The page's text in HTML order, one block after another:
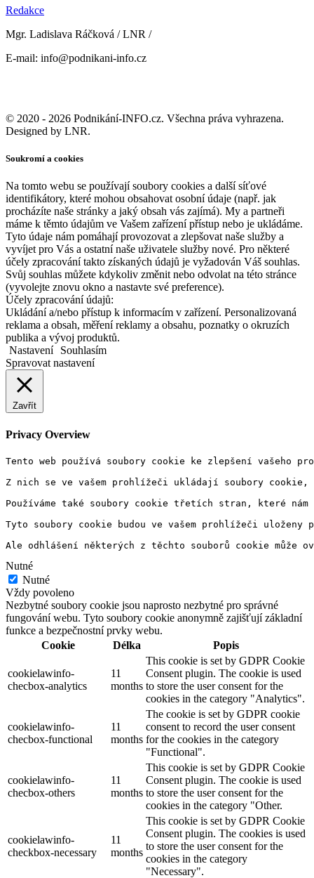
Redakce
Mgr. Ladislava Ráčková / LNR /
E-mail: info@podnikani-info.cz
© 2020 - 2026 Podnikání-INFO.cz. Všechna práva vyhrazena.
Designed by LNR.
Soukromí a cookies
Na tomto webu se používají soubory cookies a další síťové
identifikátory, které mohou obsahovat osobní údaje (např. jak
procházíte naše stránky a jaký obsah vás zajímá). My a partneři
máme k těmto údajům ve Vašem zařízení přístup nebo je ukládáme.
Tyto údaje nám pomáhají provozovat a zlepšovat naše služby a
vyvíjet pro Vás a ostatní naše uživatele služby nové. Pro některé
účely zpracování takto získaných údajů je vyžadován Váš souhlas.
Svůj souhlas můžete kdykoliv změnit nebo odvolat na této stránce
(vyvolejte znovu okno a nastavte své preference).
Účely zpracování údajů:
Ukládání a/nebo přístup k informacím v zařízení. Personalizovaná
reklama a obsah, měření reklamy a obsahu, poznatky o okruzích
publika a vývoj produktů.
Nastavení
Souhlasím
Spravovat nastavení
Zavřít
Privacy Overview
Tento web používá soubory cookie ke zlepšení vašeho
Z nich se ve vašem prohlížeči ukládají soubory
Používáme také soubory cookie třetích stran, které
Tyto soubory cookie budou ve vašem prohlížeči
Ale odhlášení některých z těchto souborů cookie může
Nutné
Nutné
Vždy povoleno
Nezbytné soubory cookie jsou naprosto nezbytné pro správné
fungování webu. Tyto soubory cookie anonymně zajišťují základní
funkce a bezpečnostní prvky webu.
Cookie
Délka Popis
cookielawinfo-
checbox-analytics
11
months
This cookie is set by GDPR Cookie
Consent plugin. The cookie is used
to store the user consent for the
cookies in the category "Analytics".
cookielawinfo-
checbox-functional
11
months
The cookie is set by GDPR cookie
consent to record the user consent
for the cookies in the category
"Functional".
cookielawinfo-
checbox-others
11
months
This cookie is set by GDPR Cookie
Consent plugin. The cookie is used
to store the user consent for the
cookies in the category "Other.
cookielawinfo-
checkbox-necessary
11
months
This cookie is set by GDPR Cookie
Consent plugin. The cookies is used
to store the user consent for the
cookies in the category
"Necessary".